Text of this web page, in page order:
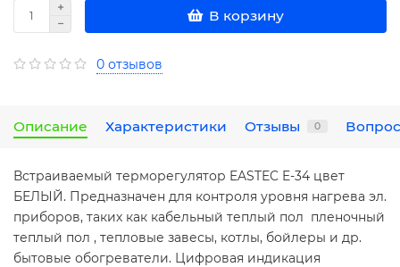
В корзину
0 отзывов
Описание Характеристики Отзывы 0
Встраиваемый терморегулятор EASTEC E-34 цвет
БЕЛЫЙ. Предназначен для контроля уровня нагрева эл.
приборов, таких как кабельный теплый пол пленочный
теплый пол , тепловые завесы, котлы, бойлеры и др.
бытовые обогреватели. Цифровая индикация